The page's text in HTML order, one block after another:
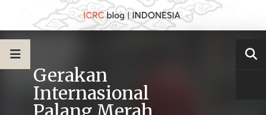
Gerakan
Internasional